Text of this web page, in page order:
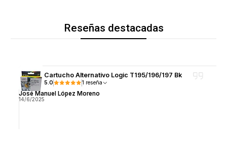
Reseñas destacadas
Cartucho Alternativo Logic T195/196/197 Bk
5.0 1 reseña
José Manuel López Moreno
14/6/2025